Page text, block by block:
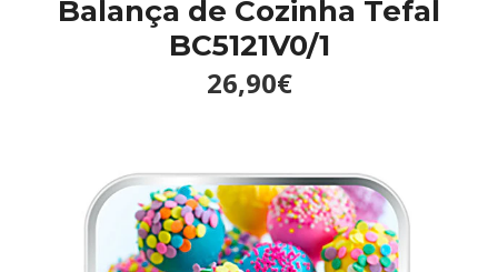
Balança de Cozinha Tefal
BC5121V0/1
26,90€